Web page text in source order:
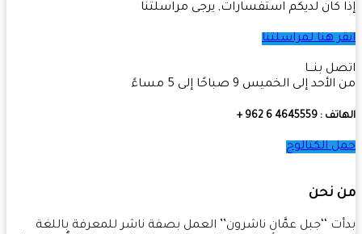
كان لديكم استفسارات, يرجى مراسلتنا
هنا لمراسلتنا
بنـــا
إلى الخميس 9 صباحًا إلى 5 مساءً
6 962 +
الكتالوج
نحن
‘‘جبل عمَّان ناشرون’’ العمل بصفة ناشر للمعرفة باللغة